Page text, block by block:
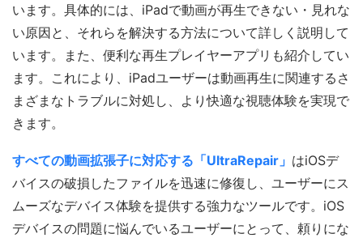
います。具体的には、iPadで動画が再生できない・見れな
い原因と、それらを解決する方法について詳しく説明して
います。また、便利な再生プレイヤーアプリも紹介してい
ます。これにより、iPadユーザーは動画再生に関連するさ
まざまなトラブルに対処し、より快適な視聴体験を実現で
きます。
すべての動画拡張子に対応する「UltraRepair」 はiOSデ
バイスの破損したファイルを迅速に修復し、ユーザーにス
ムーズなデバイス体験を提供する強力なツールです。iOS
デバイスの問題に悩んでいるユーザーにとって、頼りにな